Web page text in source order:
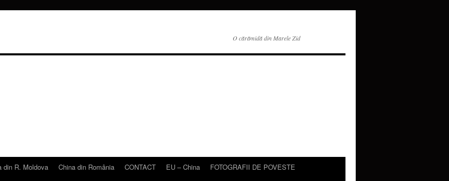
O cărămidă din Marele Zid
din R. Moldova China din România CONTACT EU – China
FOTOGRAFII DE POVESTE